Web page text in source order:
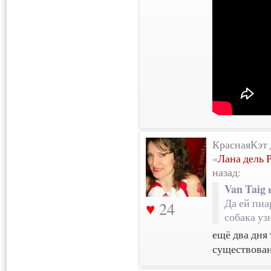
24
«Лана дель
назад:
Van Taig
Да ей
собака
ещё два дня